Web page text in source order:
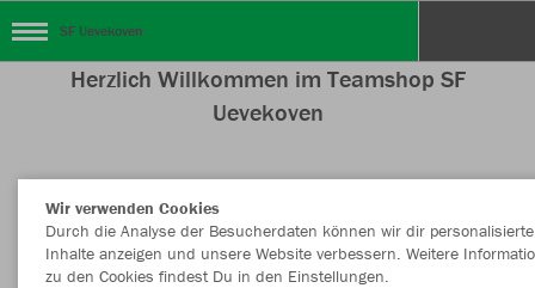
SF Uevekoven
Herzlich Willkommen im Teamshop SF
Uevekoven
Nachhaltig Farbe
Wir verwenden Cookies
Durch die Analyse der Besucherdaten können wir dir personalisierte
Inhalte anzeigen und unsere Website verbessern. Weitere
zu den Cookies findest Du in den Einstellungen.